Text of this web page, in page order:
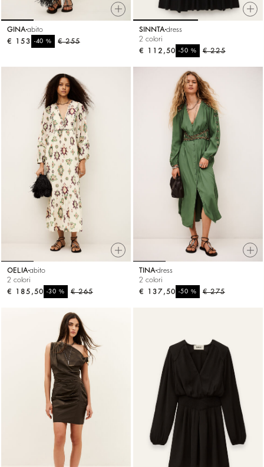
GINA abito
€ 255
-40%
€ 153
SINNTA dress
2 colori
€ 225
-50%
€ 112,50
OELIA abito
2 colori
€ 265
-30%
€ 185,50
TINA dress
2 colori
€ 275
-50%
€ 137,50